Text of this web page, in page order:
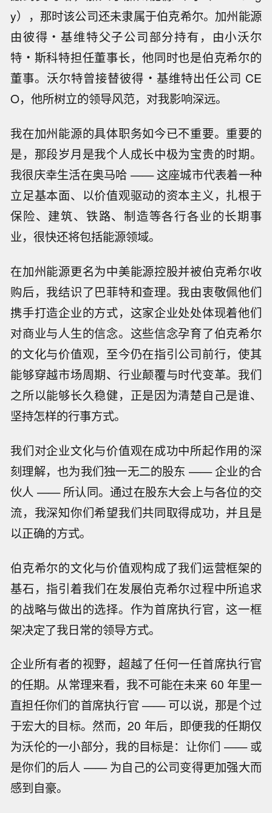
y），那时该公司还未隶属于伯克希尔。加州能源
由彼得・基维特父子公司部分持有，由小沃尔
特・斯科特担任董事长，他同时也是伯克希尔的
董事。沃尔特曾接替彼得・基维特出任公司 CE
O，他所树立的领导风范，对我影响深远。
我在加州能源的具体职务如今已不重要。重要的
是，那段岁月是我个人成长中极为宝贵的时期。
我很庆幸生活在奥马哈 —— 这座城市代表着一种
立足基本面、以价值观驱动的资本主义，扎根于
保险、建筑、铁路、制造等各行各业的长期事
业，很快还将包括能源领域。
在加州能源更名为中美能源控股并被伯克希尔收
购后，我结识了巴菲特和查理。我由衷敬佩他们
携手打造企业的方式，这家企业处处体现着他们
对商业与人生的信念。这些信念孕育了伯克希尔
的文化与价值观，至今仍在指引公司前行，使其
能够穿越市场周期、行业颠覆与时代变革。我们
之所以能够长久稳健，正是因为清楚自己是谁、
坚持怎样的行事方式。
我们对企业文化与价值观在成功中所起作用的深
刻理解，也为我们独一无二的股东 —— 企业的合
伙人 —— 所认同。通过在股东大会上与各位的交
流，我深知你们希望我们共同取得成功，并且是
以正确的方式。
伯克希尔的文化与价值观构成了我们运营框架的
基石，指引着我们在发展伯克希尔过程中所追求
的战略与做出的选择。作为首席执行官，这一框
架决定了我日常的领导方式。
企业所有者的视野，超越了任何一任首席执行官
的任期。从常理来看，我不可能在未来 60 年里一
直担任你们的首席执行官 —— 可以说，那是个过
于宏大的目标。然而，20 年后，即便我的任期仅
为沃伦的一小部分，我的目标是：让你们 —— 或
是你们的后人 —— 为自己的公司变得更加强大而
感到自豪。